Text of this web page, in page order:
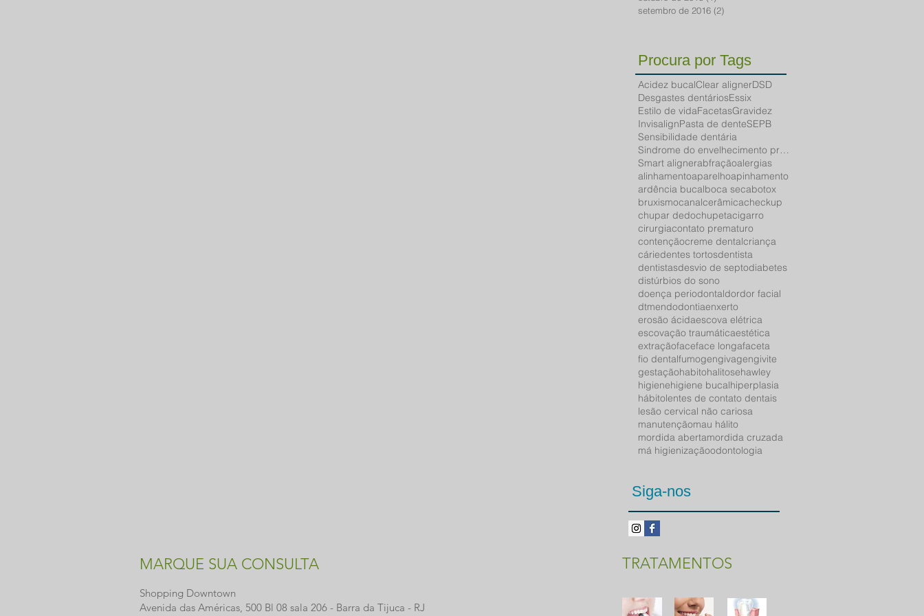
setembro de 2016 (2)
Procura por Tags
Acidez bucalClear alignerDSD
Desgastes dentáriosEssix
Estilo de vidaFacetasGravidez
InvisalignPasta de denteSEPB
Sensibilidade dentária
Sindrome do envelhecimento precoce bucal
Smart alignerabfraçãoalergias
alinhamentoaparelhoapinhamento
ardência bucalboca secabotox
bruxismocanalcerâmicacheckup
chupar dedochupetacigarro
cirurgiacontato prematuro
contençãocreme dentalcriança
cáriedentes tortosdentista
dentistasdesvio de septodiabetes
distúrbios do sono
doença periodontaldordor facial
dtmendodontiaenxerto
erosão ácidaescova elétrica
escovação traumáticaestética
extraçãofaceface longafaceta
fio dentalfumogengivagengivite
gestaçãohabitohalitosehawley
higienehigiene bucalhiperplasia
hábitolentes de contato dentais
lesão cervical não cariosa
manutençãomau hálito
mordida abertamordida cruzada
má higienizaçãoodontologia
Siga-nos
MARQUE SUA CONSULTA
Shopping Downtown
Avenida das Américas, 500 Bl 08 sala 206 - Barra da Tijuca - RJ
TRATAMENTOS